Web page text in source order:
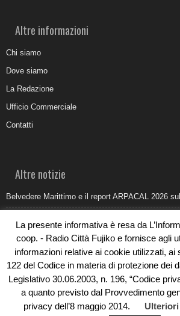
Altre informazioni
Chi siamo
Dove siamo
La Redazione
Ufficio Commerciale
Contatti
Altre notizie
Belvedere Marittimo e il report ARPACAL 2026
Umidità di risalita in casa, come riconoscere i
Torna il Sun Donato Festival 2026
Come il busking moderno ridisegna il paesaggio
La presente informativa è resa da
coop. - Radio Città Fujiko e fornisce agli
informazioni relative ai cookie utilizzati, ai
122 del Codice in materia di protezione dei
Legislativo 30.06.2003, n. 196, “Codice
a quanto previsto dal Provvedimento
privacy dell’8 maggio 2014.